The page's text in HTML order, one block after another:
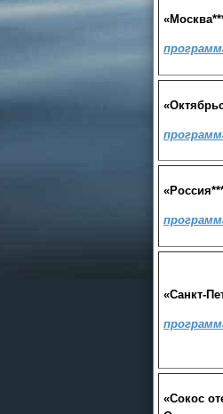
«Санкт-
«Сокос